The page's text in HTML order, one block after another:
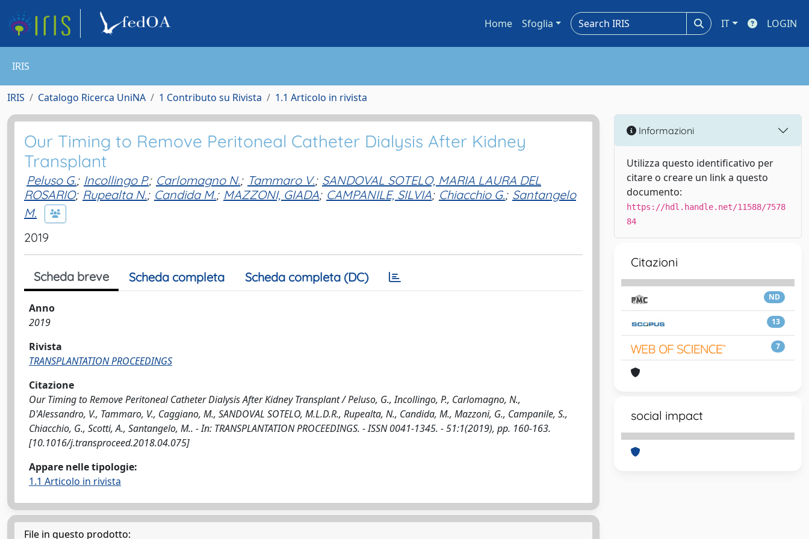
Home Sfoglia IT LOGIN
IRIS
IRIS Catalogo Ricerca UniNA 1 Contributo su Rivista 1.1 Articolo in rivista
Our Timing to Remove Peritoneal Catheter Dialysis After Kidney
Transplant
Peluso G.; Incollingo P.; Carlomagno N.; Tammaro V.; SANDOVAL SOTELO, MARIA LAURA DEL
ROSARIO; Rupealta N.; Candida M.; MAZZONI, GIADA; CAMPANILE, SILVIA; Chiacchio G.; Santangelo
M.
2019
Scheda breve Scheda completa Scheda completa (DC)
Anno
2019
Rivista
TRANSPLANTATION PROCEEDINGS
Citazione
Our Timing to Remove Peritoneal Catheter Dialysis After Kidney Transplant / Peluso, G., Incollingo, P., Carlomagno, N.,
D'Alessandro, V., Tammaro, V., Caggiano, M., SANDOVAL SOTELO, M.L.D.R., Rupealta, N., Candida, M., Mazzoni, G., Campanile, S.,
Chiacchio, G., Scotti, A., Santangelo, M.. - In: TRANSPLANTATION PROCEEDINGS. - ISSN 0041-1345. - 51:1(2019), pp. 160-163.
[10.1016/j.transproceed.2018.04.075]
Appare nelle tipologie:
1.1 Articolo in rivista
File in questo prodotto:
Informazioni
Utilizza questo identificativo per
citare o creare un link a questo
documento:
https://hdl.handle.net/11588/7578
84
Citazioni
ND
13
7
social impact